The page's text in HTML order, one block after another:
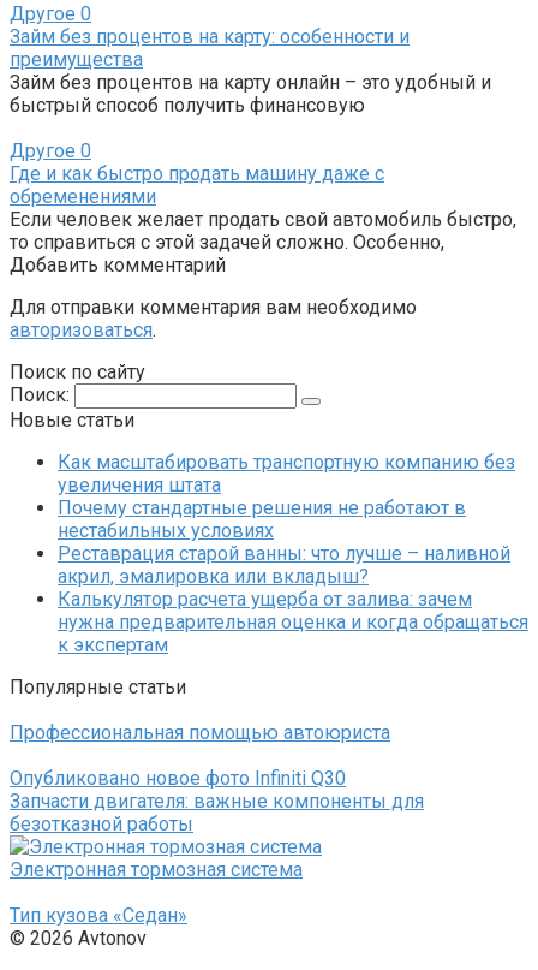
Другое 0
Займ без процентов на карту: особенности и
преимущества
Займ без процентов на карту онлайн – это удобный и
быстрый способ получить финансовую
Другое 0
Где и как быстро продать машину даже с
обременениями
Если человек желает продать свой автомобиль быстро,
то справиться с этой задачей сложно. Особенно,
Добавить комментарий
Для отправки комментария вам необходимо
авторизоваться.
Поиск по сайту
Поиск:
Новые статьи
Как масштабировать транспортную компанию без
увеличения штата
Почему стандартные решения не работают в
нестабильных условиях
Реставрация старой ванны: что лучше – наливной
акрил, эмалировка или вкладыш?
Калькулятор расчета ущерба от залива: зачем
нужна предварительная оценка и когда обращаться
к экспертам
Популярные статьи
Профессиональная помощью автоюриста
Опубликовано новое фото Infiniti Q30
Запчасти двигателя: важные компоненты для
безотказной работы
Электронная тормозная система
Тип кузова «Седан»
© 2026 Avtonov